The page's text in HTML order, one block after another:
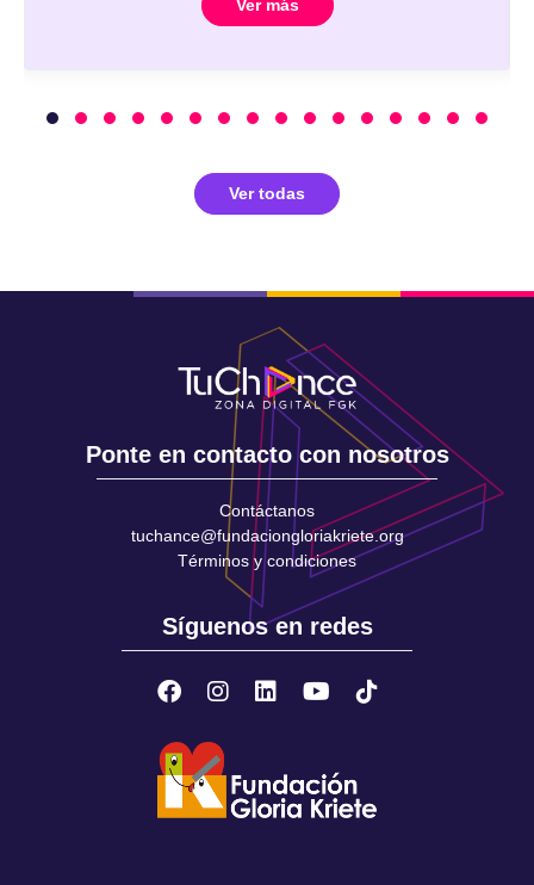
Ver más
Ver todas
Ponte en contacto con nosotros
Contáctanos
tuchance@fundaciongloriakriete.org
Términos y condiciones
Síguenos en redes